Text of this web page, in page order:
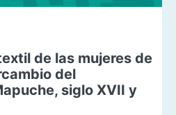
de las mujeres de
del
siglo XVII y